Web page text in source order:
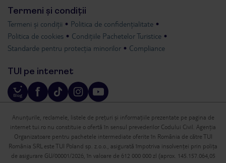
Termeni și condiții
Termeni și condiții
Politica de confidențialitate
Politica de cookies
Condițiile Pachetelor Turistice
Standarde pentru protecția minorilor
Compliance
TUI pe internet
Anunțurile, reclamele, listele de prețuri și informațiile prezentate pe pagina de
internet tui.ro nu constituie o ofertă în sensul prevederilor Codului Civil. Agenția
Organizatoare pentru pachetele intermediate oferite în România de către TUI
România SRL este TUI Poland sp. z.o.o., asigurată împotriva insolvenței prin polița
de asigurare GU/00001/2026, în valoare de 612 000 000 zl (aprox. 145.157.064,05